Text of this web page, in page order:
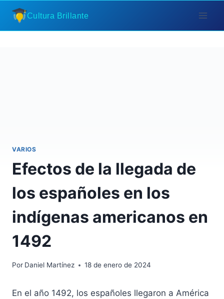
Saltar
contenido
Cultura Brillante
VARIOS
Efectos de la llegada de
los españoles en los
indígenas americanos en
1492
Por Daniel Martínez 18 de enero de 2024
En el año 1492, los españoles llegaron a América